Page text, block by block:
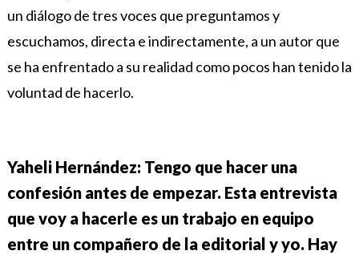
un diálogo de tres voces que preguntamos y
escuchamos, directa e indirectamente, a un autor que
se ha enfrentado a su realidad como pocos han tenido la
voluntad de hacerlo.
Yaheli Hernández: Tengo que hacer una
confesión antes de empezar. Esta entrevista
que voy a hacerle es un trabajo en equipo
entre un compañero de la editorial y yo. Hay